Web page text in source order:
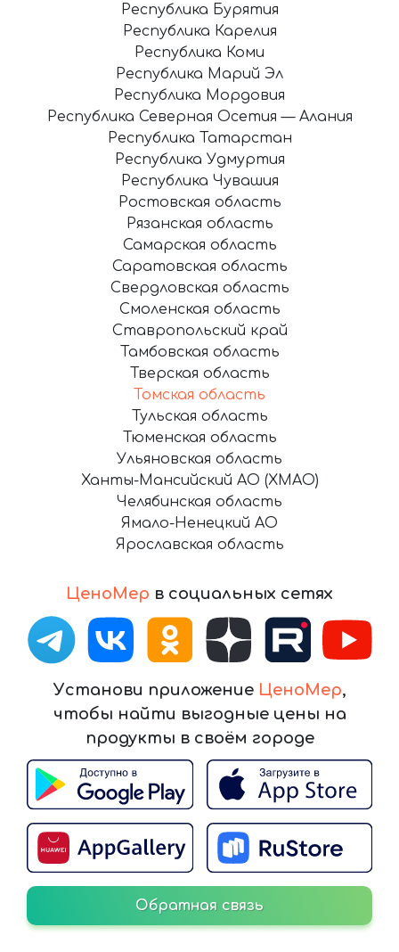
ЦеноМер в социальных сетях
Установи приложение ЦеноМер,
чтобы найти выгодные цены на
продукты в своём городе
Обратная связь
Республика Бурятия
Республика Карелия
Республика Коми
Республика Марий Эл
Республика Мордовия
Республика Северная Осетия — Алания
Республика Татарстан
Республика Удмуртия
Республика Чувашия
Ростовская область
Рязанская область
Самарская область
Саратовская область
Свердловская область
Смоленская область
Ставропольский край
Тамбовская область
Тверская область
Томская область
Тульская область
Тюменская область
Ульяновская область
Ханты-Мансийский АО (ХМАО)
Челябинская область
Ямало-Ненецкий АО
Ярославская область